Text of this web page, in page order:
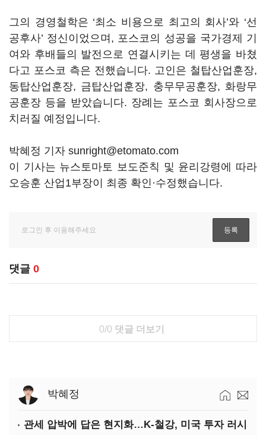
그의 경영철학은 ‘최소 비용으로 최고의 회사’와 ‘선
공후사’ 정신이었으며, 포스코의 성공을 국가경제 기
여와 후배들의 발전으로 연결시키는 데 평생을 바쳤
다고 포스코 측은 전했습니다. 고인은 철탑산업훈장,
동탑산업훈장, 금탑산업훈장, 충무무공훈장, 화랑무
공훈장 등을 받았습니다. 장례는 포스코 회사장으로
치러질 예정입니다.
박혜정 기자 sunright@etomato.com
이 기사는 뉴스토마토 보도준칙 및 윤리강령에 따라
오승훈 산업1부장이 최종 확인·수정했습니다.
댓글 0
0/0 댓글 더보기
박혜정
관세 압박에 답은 현지화…K-철강, 미국 투자 러시